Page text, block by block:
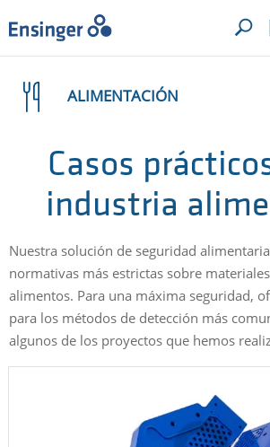
SUA SOLICITAÇÃO
Início
podemos
ALIMENTACIÓN
Casos
industria
Nuestra solución de seguridad
normativas más estrictas sobre
alimentos. Para una máxima seguridad,
para los métodos de detección más
algunos de los proyectos que hemos